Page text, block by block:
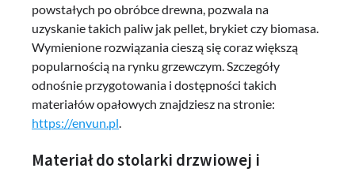
powstałych po obróbce drewna, pozwala na
uzyskanie takich paliw jak pellet, brykiet czy biomasa.
Wymienione rozwiązania cieszą się coraz większą
popularnością na rynku grzewczym. Szczegóły
odnośnie przygotowania i dostępności takich
materiałów opałowych znajdziesz na stronie:
https://envun.pl
Materiał do stolarki drzwiowej i